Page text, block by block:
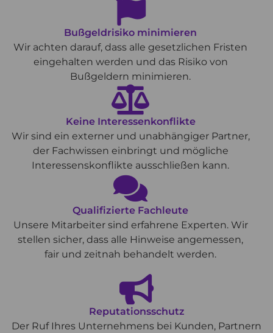
Bußgeldrisiko minimieren
Wir achten darauf, dass alle gesetzlichen Fristen
eingehalten werden und das Risiko von
Bußgeldern minimieren.
Keine Interessenkonflikte
Wir sind ein externer und unabhängiger Partner,
der Fachwissen einbringt und mögliche
Interessenskonflikte ausschließen kann.
Qualifizierte Fachleute
Unsere Mitarbeiter sind erfahrene Experten. Wir
stellen sicher, dass alle Hinweise angemessen,
fair und zeitnah behandelt werden.
Reputationsschutz
Der Ruf Ihres Unternehmens bei Kunden, Partnern